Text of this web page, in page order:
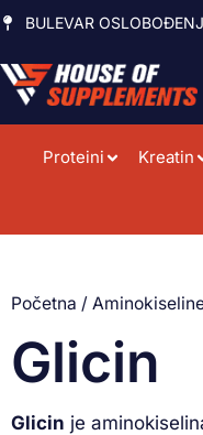
BULEVAR
Proteini Kreatin
Početna /
Glicin
Glicin je